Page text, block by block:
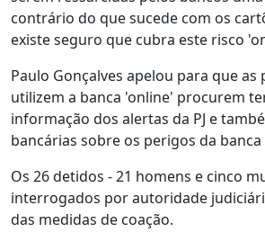
contrário do que sucede com os
existe seguro que cubra este risco
Paulo Gonçalves apelou para que as
utilizem a banca 'online' procurem
informação dos alertas da PJ e
bancárias sobre os perigos da
Os 26 detidos - 21 homens e cinco
interrogados por autoridade
das medidas de coação.